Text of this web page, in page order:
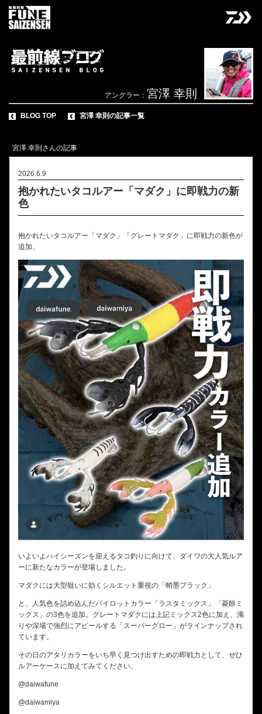
アングラー： 宮澤 幸則
BLOG TOP 宮澤 幸則の記事一覧
宮澤 幸則さんの記事
2026.6.9
抱かれたいタコルアー「マダク」に即戦力の新
色
抱かれたいタコルアー「マダク」「グレートマダク」に即戦力の新色が
追加。
いよいよハイシーズンを迎えるタコ釣りに向けて、ダイワの大人気ルア
ーに新たなカラーが登場しました。
マダクには大型狙いに効くシルエット重視の「蛸墨ブラック」
と、人気色を詰め込んだパイロットカラー「ラスタミックス」「菱餅ミ
ックス」の3色を追加。グレートマダクには上記ミックス2色に加え、濁
りや深場で強烈にアピールする「スーパーグロー」がラインナップされ
ています。
その日のアタリカラーをいち早く見つけ出すための即戦力として、ぜひ
ルアーケースに加えてみてください。
@daiwafune
@daiwamiya